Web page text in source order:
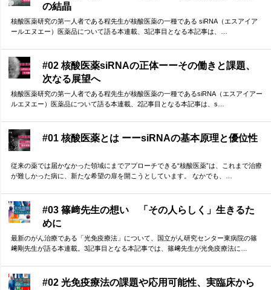
の結晶
核酸医薬研究の第一人者である程先生が核酸医薬の一種である siRNA（エスアイア
ールエヌエー）医薬品について語る本連載、3記事目となる本記事は、…
#02 核酸医薬siRNAの正体ーーその働きと課題、
次なる展望へ
核酸医薬研究の第一人者である程先生が核酸医薬の一種であるsiRNA（エスアイアー
ルエヌエー）医薬品について語る本連載、2記事目となる本記事は、s…
#01 核酸医薬とは ーーsiRNAの基本原理と優位性
従来の薬では届かなかった領域にまでアプローチできる“核酸医薬”は、これまで治療
が難しかった病に、新たな希望の扉を開こうとしています。 なかでも、…
#03 篠﨑先生の想い 「その人らしく」生きるた
めに
最新のがん治療である「光免疫療法」について、国立がん研究センター東病院の篠
﨑剛先生が語る本連載。3記事目となる本記事では、篠﨑先生が光免疫療法に…
#02 光免疫療法の課題や応用可能性、実臨床から